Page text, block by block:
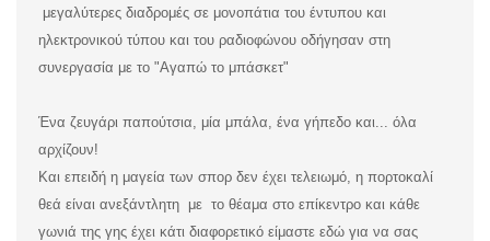
μεγαλύτερες διαδρομές σε μονοπάτια του έντυπου και
ηλεκτρονικού τύπου και του ραδιοφώνου οδήγησαν στη
συνεργασία με το "Αγαπώ το μπάσκετ"
Ένα ζευγάρι παπούτσια, μία μπάλα, ένα γήπεδο και... όλα
αρχίζουν!
Και επειδή η μαγεία των σπορ δεν έχει τελειωμό, η πορτοκαλί
θεά είναι ανεξάντλητη με το θέαμα στο επίκεντρο και κάθε
γωνιά της γης έχει κάτι διαφορετικό είμαστε εδώ για να σας